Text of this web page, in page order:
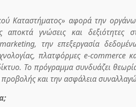
Καταστήματος» αφορά την
γνώσεις και δεξιότητες
την επεξεργασία
πλατφόρμες e-commerce
Το πρόγραμμα συνδυάζει
και την ασφάλεια